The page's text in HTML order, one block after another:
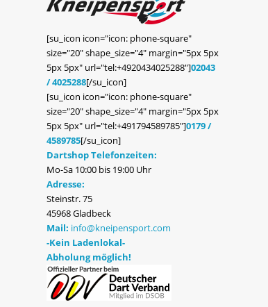
[su_icon icon="icon: phone-square"
size="20" shape_size="4" margin="5px 5px
5px 5px" url="tel:+4920434025288"]02043
/ 4025288[/su_icon]
[su_icon icon="icon: phone-square"
size="20" shape_size="4" margin="5px 5px
5px 5px" url="tel:+491794589785"]0179 /
4589785[/su_icon]
Dartshop Telefonzeiten:
Mo-Sa 10:00 bis 19:00 Uhr
Adresse:
Steinstr. 75
45968 Gladbeck
Mail: info@kneipensport.com
-Kein Ladenlokal-
Abholung möglich!